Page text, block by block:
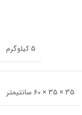
5 کیلوگرم
35 × 35 × 60 سانتیمتر